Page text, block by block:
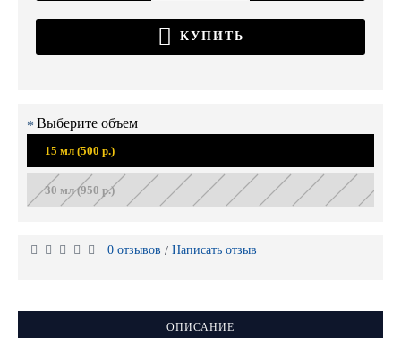
КУПИТЬ
Выберите объем
15 мл (500 р.)
30 мл (950 р.)
0 отзывов / Написать отзыв
ОПИСАНИЕ